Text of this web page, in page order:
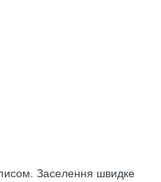
Заселення швидке